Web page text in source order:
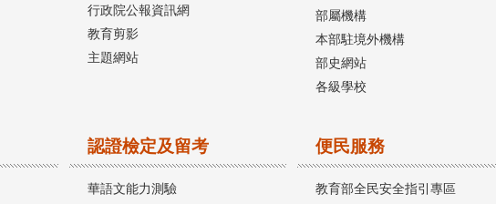
行政院公報資訊網
教育剪影
主題網站
部屬機構
本部駐境外機構
部史網站
各級學校
認證檢定及留考
華語文能力測驗
便民服務
教育部全民安全指引專區